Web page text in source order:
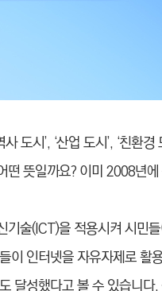
도시’, ‘산업 도시’, ‘친환경
떤 뜻일까요? 이미 2008년
기술(ICT)을적용시켜 시민
이 인터넷을 자유자제로 활
달성했다고 볼 수 있습니다.